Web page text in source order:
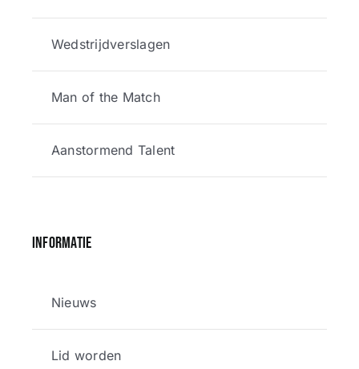
Wedstrijdverslagen
Man of the Match
Aanstormend Talent
Informatie
Nieuws
Lid worden